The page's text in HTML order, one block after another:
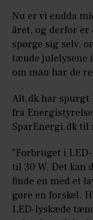
Nu er vi endda
året, og derfor er
spørge sig selv,
tænde julelysene
om man har de
Alt.dk har spurgt
fra
SparEnergi.dk til
"Forbruget i
til 30 W. Det kan
finde en med et
gøre en forskel.
LED-lyskæde